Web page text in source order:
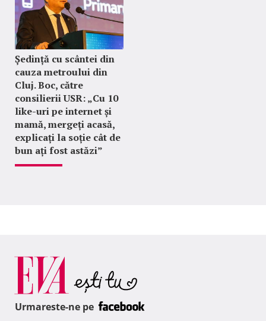
Ședință cu scântei din
cauza metroului din
Cluj. Boc, către
consilierii USR: „Cu 10
like-uri pe internet și
mamă, mergeți acasă,
explicați la soție cât de
bun ați fost astăzi”
Urmareste-ne pe